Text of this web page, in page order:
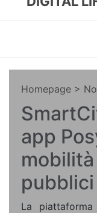
Homepage >
app
pubblici
La